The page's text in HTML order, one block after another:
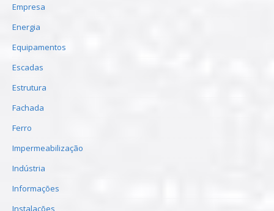
Empresa
Energia
Equipamentos
Escadas
Estrutura
Fachada
Ferro
Impermeabilização
Indústria
Informações
Instalações